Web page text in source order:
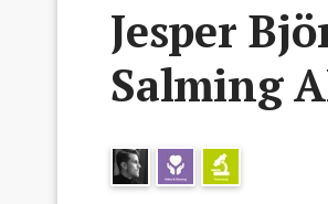
Jesper
Salming